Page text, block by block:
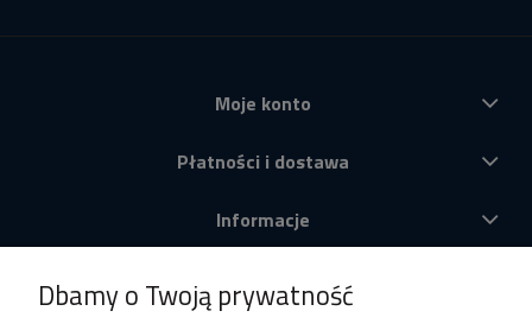
Moje konto
Płatności i dostawa
Informacje
Dbamy o Twoją prywatność